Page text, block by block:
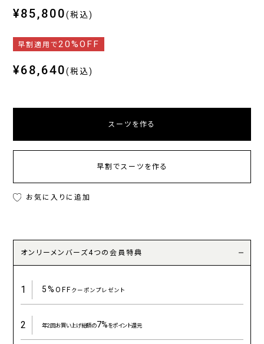
¥85,800(税込)
早割適用で20%OFF
¥68,640(税込)
スーツを作る
早割でスーツを作る
お気に入りに追加
オンリーメンバーズ4つの会員特典
1 5%OFFクーポンプレゼント
2 年2回お買い上げ総額の7%をポイント還元